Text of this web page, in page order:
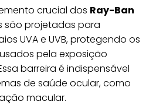
crucial dos Ray-Ban
são projetadas para
UVA e UVB, protegendo os
pela exposição
barreira é indispensável
de saúde ocular, como
macular.